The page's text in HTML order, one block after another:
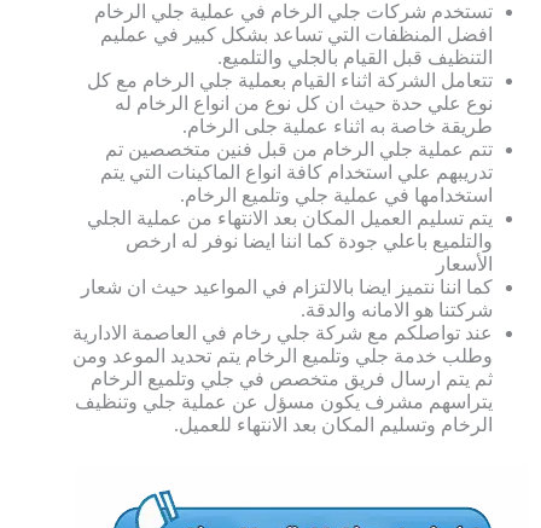
تستخدم شركات جلي الرخام في عملية جلي الرخام
افضل المنظفات التي تساعد بشكل كبير في عمليم
التنظيف قبل القيام بالجلي والتلميع.
تتعامل الشركة اثناء القيام بعملية جلي الرخام مع كل
نوع علي حدة حيث ان كل نوع من انواع الرخام له
طريقة خاصة به اثناء عملية جلى الرخام.
تتم عملية جلي الرخام من قبل فنين متخصصين تم
تدريبهم علي استخدام كافة انواع الماكينات التي يتم
استخدامها في عملية جلي وتلميع الرخام.
يتم تسليم العميل المكان بعد الانتهاء من عملية الجلي
والتلميع باعلي جودة كما اننا ايضا نوفر له ارخص
الأسعار
كما اننا نتميز ايضا بالالتزام في المواعيد حيث ان شعار
شركتنا هو الامانه والدقة.
عند تواصلكم مع شركة جلي رخام في العاصمة الادارية
وطلب خدمة جلي وتلميع الرخام يتم تحديد الموعد ومن
ثم يتم ارسال فريق متخصص في جلي وتلميع الرخام
يتراسهم مشرف يكون مسؤل عن عملية جلي وتنظيف
الرخام وتسليم المكان بعد الانتهاء للعميل.